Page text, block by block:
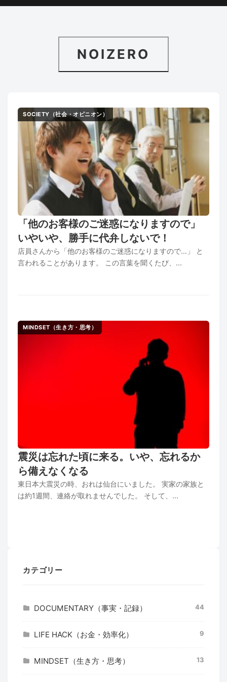
NOIZERO
SOCIETY（社会・オピニオン）
「他のお客様のご迷惑になりますので」
いやいや、勝手に代弁しないで！
店員さんから「他のお客様のご迷惑になりますので…」 と
言われることがあります。 この言葉を聞くたび、...
MINDSET（生き方・思考）
震災は忘れた頃に来る。いや、忘れるか
ら備えなくなる
東日本大震災の時、おれは仙台にいました。 実家の家族と
は約1週間、連絡が取れませんでした。 そして、...
カテゴリー
DOCUMENTARY（事実・記録） 44
LIFE HACK（お金・効率化） 9
MINDSET（生き方・思考） 13